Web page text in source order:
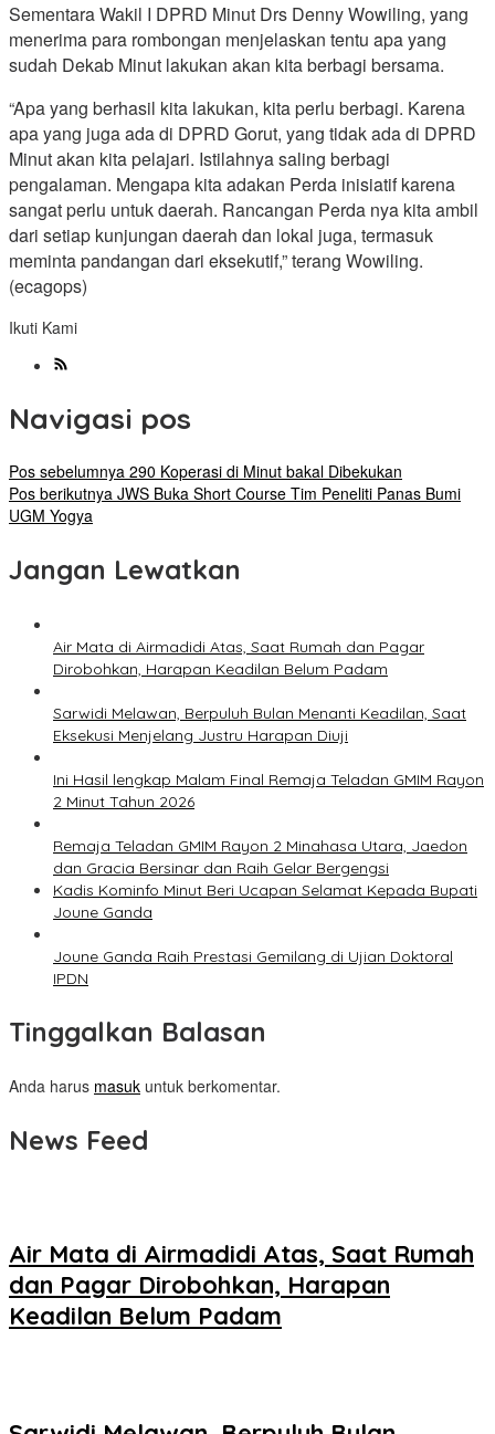
Sementara Wakil I DPRD Minut Drs Denny Wowiling, yang
menerima para rombongan menjelaskan tentu apa yang
sudah Dekab Minut lakukan akan kita berbagi bersama.
“Apa yang berhasil kita lakukan, kita perlu berbagi. Karena
apa yang juga ada di DPRD Gorut, yang tidak ada di DPRD
Minut akan kita pelajari. Istilahnya saling berbagi
pengalaman. Mengapa kita adakan Perda inisiatif karena
sangat perlu untuk daerah. Rancangan Perda nya kita ambil
dari setiap kunjungan daerah dan lokal juga, termasuk
meminta pandangan dari eksekutif,” terang Wowiling.
(ecagops)
Ikuti Kami
Navigasi pos
Pos sebelumnya 290 Koperasi di Minut bakal Dibekukan
Pos berikutnya JWS Buka Short Course Tim Peneliti Panas Bumi
UGM Yogya
Jangan Lewatkan
Air Mata di Airmadidi Atas, Saat Rumah dan Pagar
Dirobohkan, Harapan Keadilan Belum Padam
Sarwidi Melawan, Berpuluh Bulan Menanti Keadilan, Saat
Eksekusi Menjelang Justru Harapan Diuji
Ini Hasil lengkap Malam Final Remaja Teladan GMIM Rayon
2 Minut Tahun 2026
Remaja Teladan GMIM Rayon 2 Minahasa Utara, Jaedon
dan Gracia Bersinar dan Raih Gelar Bergengsi
Kadis Kominfo Minut Beri Ucapan Selamat Kepada Bupati
Joune Ganda
Joune Ganda Raih Prestasi Gemilang di Ujian Doktoral
IPDN
Tinggalkan Balasan
Anda harus masuk untuk berkomentar.
News Feed
Air Mata di Airmadidi Atas, Saat Rumah
dan Pagar Dirobohkan, Harapan
Keadilan Belum Padam